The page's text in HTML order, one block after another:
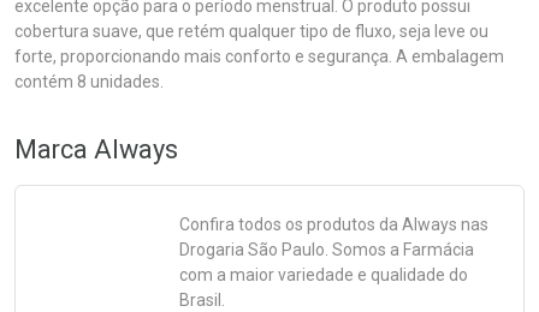
excelente opção para o período menstrual. O produto possui
cobertura suave, que retém qualquer tipo de fluxo, seja leve ou
forte, proporcionando mais conforto e segurança. A embalagem
contém 8 unidades.
Marca Always
Confira todos os produtos da Always nas
Drogaria São Paulo. Somos a Farmácia
com a maior variedade e qualidade do
Brasil.